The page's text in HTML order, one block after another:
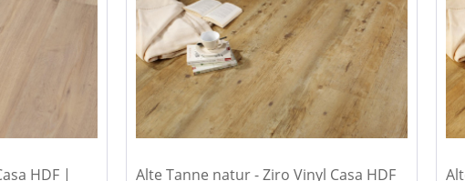
HDF |
Alte Tanne natur - Ziro Vinyl Casa HDF